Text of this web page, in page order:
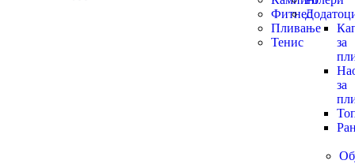
Фитнес
Пливање
Тенис
за
за